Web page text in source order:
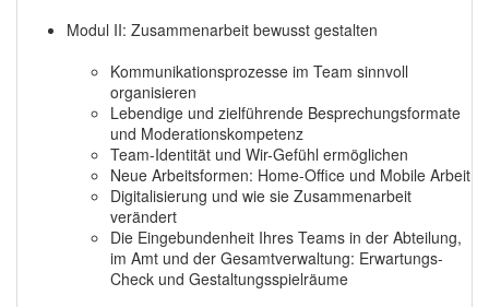
Modul II: Zusammenarbeit bewusst gestalten
Kommunikationsprozesse im Team sinnvoll
organisieren
Lebendige und zielführende Besprechungsformate
und Moderationskompetenz
Team-Identität und Wir-Gefühl ermöglichen
Neue Arbeitsformen: Home-Office und Mobile Arbeit
Digitalisierung und wie sie Zusammenarbeit
verändert
Die Eingebundenheit Ihres Teams in der Abteilung,
im Amt und der Gesamtverwaltung: Erwartungs-
Check und Gestaltungsspielräume